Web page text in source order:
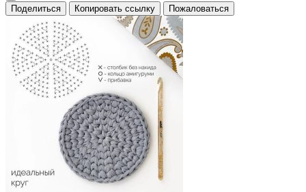
Поделиться Копировать ссылку Пожаловаться